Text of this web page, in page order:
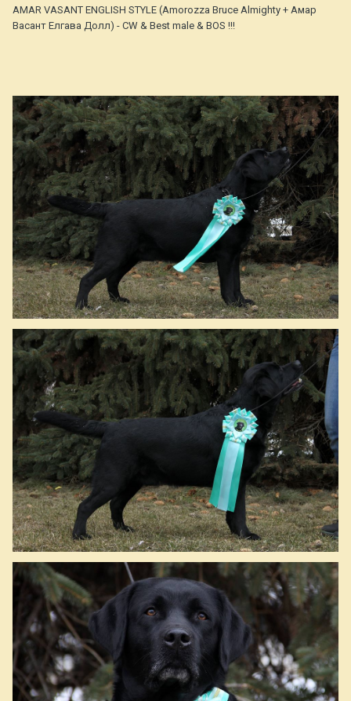
AMAR VASANT ENGLISH STYLE (Amorozza Bruce Almighty + Амар
Васант Елгава Долл) - CW & Best male & BOS !!!